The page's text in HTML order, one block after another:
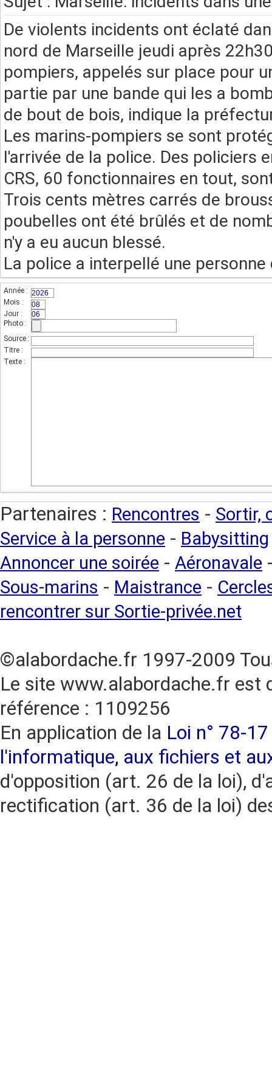
De violents incidents ont éclaté
nord de Marseille jeudi après
pompiers, appelés sur place pour
partie par une bande qui les a
de bout de bois, indique la
Les marins-pompiers se sont
l'arrivée de la police. Des policiers
CRS, 60 fonctionnaires en tout,
Trois cents mètres carrés de
poubelles ont été brûlés et de
n'y a eu aucun blessé.
La police a interpellé une
Année :
Mois :
Jour :
Photo :
Source :
Titre :
Texte :
Partenaires : Rencontres - Sortir,
Service à la personne - Babysitting
Annoncer une soirée - Aéronavale
Sous-marins - Maistrance -
rencontrer sur Sortie-privée.net
©alabordache.fr 1997-2009
Le site www.alabordache.fr est
référence : 1109256
En application de la Loi n° 78-
l'informatique, aux fichiers et
d'opposition (art. 26 de la loi),
rectification (art. 36 de la loi)